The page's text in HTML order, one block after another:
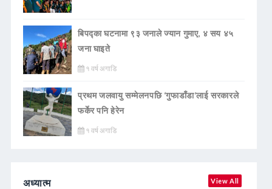
बिपद्का घटनामा ९३ जनाले ज्यान गुमाए, ४ सय ४५
जना घाइते
१ वर्ष अगाडि
प्रथम जलवायु सम्मेलनपछि ‘गुफाडाँडा’लाई सरकारले
फर्केर पनि हेरेन
१ वर्ष अगाडि
अध्यात्म View All